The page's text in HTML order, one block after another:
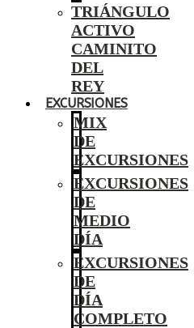
TRIÁNGULO
ACTIVO
CAMINITO
DEL
REY
EXCURSIONES
MIX
DE
EXCURSIONES
EXCURSIONES
DE
MEDIO
DÍA
EXCURSIONES
DE
DÍA
COMPLETO